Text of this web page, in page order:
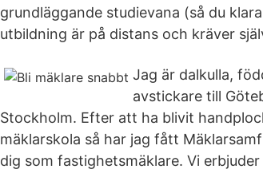
grundläggande studievana (så du
utbildning är på distans och kräver
Jag är dalkulla,
avstickare till
Stockholm. Efter att ha blivit
mäklarskola så har jag fått
dig som fastighetsmäklare. Vi